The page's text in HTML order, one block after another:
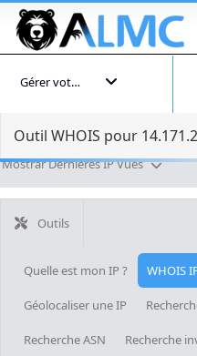
Gérer votre compte
Outil WHOIS pour
Mostrar Dernières IP Vues
Outils
Quelle est mon IP ? WHOIS
Géolocaliser une IP
Recherche ASN Recherche